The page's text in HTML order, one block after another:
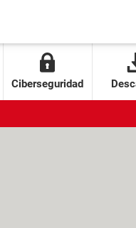
Ciberseguridad